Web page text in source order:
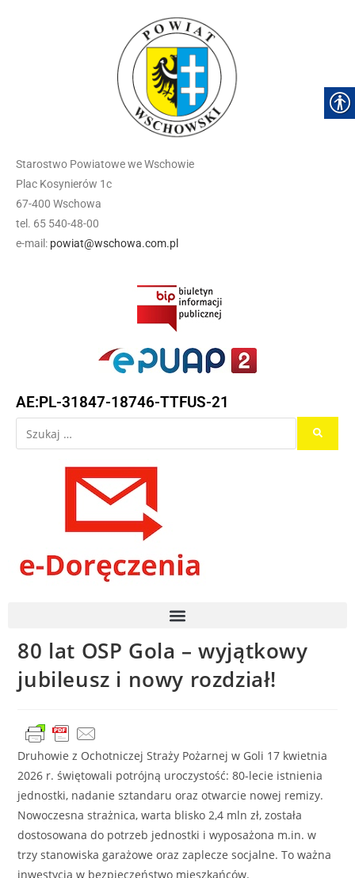
Starostwo Powiatowe we Wschowie
Plac Kosynierów 1c
67-400 Wschowa
tel. 65 540-48-00
e-mail: powiat@wschowa.com.pl
AE:PL-31847-18746-TTFUS-21
80 lat OSP Gola – wyjątkowy
jubileusz i nowy rozdział!
Druhowie z Ochotniczej Straży Pożarnej w Goli 17 kwietnia
2026 r. świętowali potrójną uroczystość: 80-lecie istnienia
jednostki, nadanie sztandaru oraz otwarcie nowej remizy.
Nowoczesna strażnica, warta blisko 2,4 mln zł, została
dostosowana do potrzeb jednostki i wyposażona m.in. w
trzy stanowiska garażowe oraz zaplecze socjalne. To ważna
inwestycja w bezpieczeństwo mieszkańców.